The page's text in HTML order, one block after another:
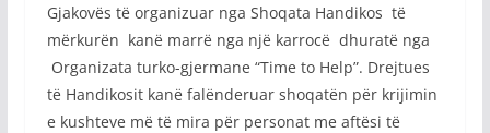
Gjakovës të organizuar nga Shoqata Handikos të
mërkurën kanë marrë nga një karrocë dhuratë nga
Organizata turko-gjermane “Time to Help”. Drejtues
të Handikosit kanë falënderuar shoqatën për krijimin
e kushteve më të mira për personat me aftësi të